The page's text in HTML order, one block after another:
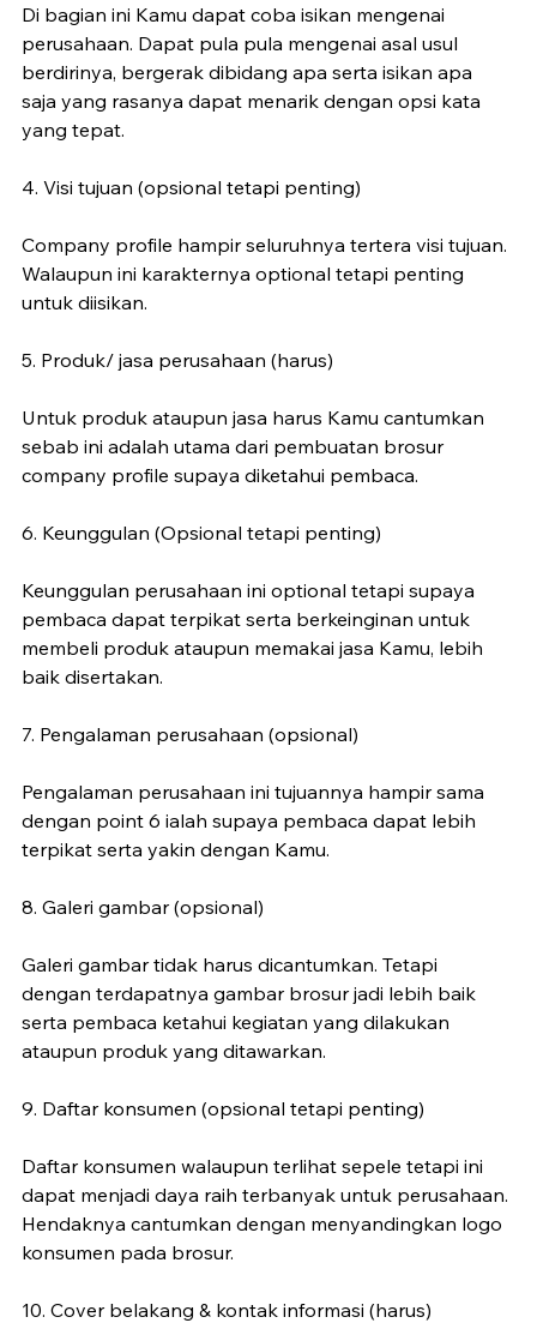
Di bagian ini Kamu dapat coba isikan mengenai
perusahaan. Dapat pula pula mengenai asal usul
berdirinya, bergerak dibidang apa serta isikan apa
saja yang rasanya dapat menarik dengan opsi kata
yang tepat.
4. Visi tujuan (opsional tetapi penting)
Company profile hampir seluruhnya tertera visi tujuan.
Walaupun ini karakternya optional tetapi penting
untuk diisikan.
5. Produk/ jasa perusahaan (harus)
Untuk produk ataupun jasa harus Kamu cantumkan
sebab ini adalah utama dari pembuatan brosur
company profile supaya diketahui pembaca.
6. Keunggulan (Opsional tetapi penting)
Keunggulan perusahaan ini optional tetapi supaya
pembaca dapat terpikat serta berkeinginan untuk
membeli produk ataupun memakai jasa Kamu, lebih
baik disertakan.
7. Pengalaman perusahaan (opsional)
Pengalaman perusahaan ini tujuannya hampir sama
dengan point 6 ialah supaya pembaca dapat lebih
terpikat serta yakin dengan Kamu.
8. Galeri gambar (opsional)
Galeri gambar tidak harus dicantumkan. Tetapi
dengan terdapatnya gambar brosur jadi lebih baik
serta pembaca ketahui kegiatan yang dilakukan
ataupun produk yang ditawarkan.
9. Daftar konsumen (opsional tetapi penting)
Daftar konsumen walaupun terlihat sepele tetapi ini
dapat menjadi daya raih terbanyak untuk perusahaan.
Hendaknya cantumkan dengan menyandingkan logo
konsumen pada brosur.
10. Cover belakang & kontak informasi (harus)